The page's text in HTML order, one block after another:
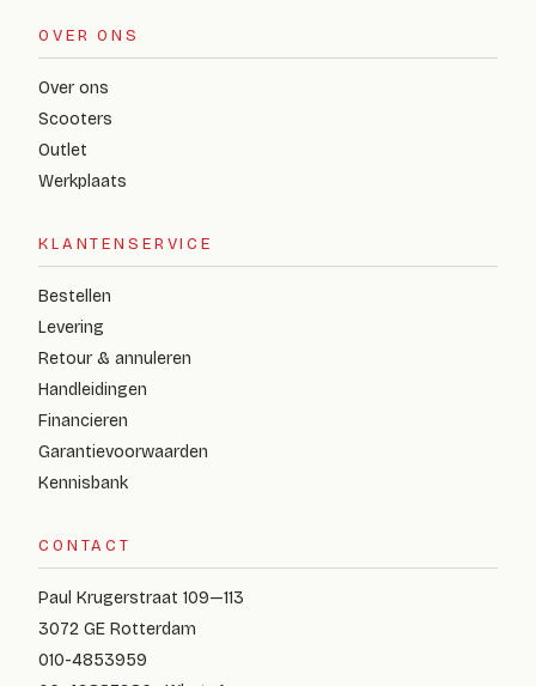
OVER ONS
Over ons
Scooters
Outlet
Werkplaats
KLANTENSERVICE
Bestellen
Levering
Retour & annuleren
Handleidingen
Financieren
Garantievoorwaarden
Kennisbank
CONTACT
Paul Krugerstraat 109—113
3072 GE Rotterdam
010-4853959